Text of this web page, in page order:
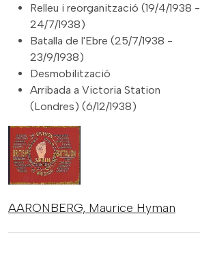
Relleu i reorganització (19/4/1938 -
24/7/1938)
Batalla de l'Ebre (25/7/1938 -
23/9/1938)
Desmobilització
Arribada a Victoria Station
(Londres) (6/12/1938)
AARONBERG, Maurice Hyman